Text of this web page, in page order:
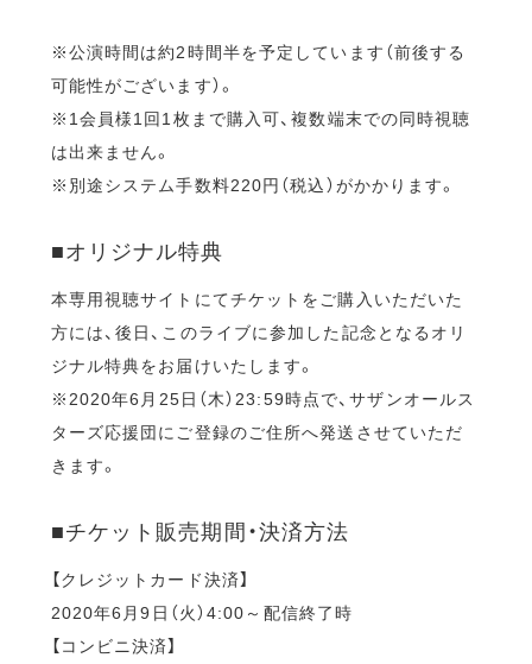
※公演時間は約2時間半を予定しています（前後する
可能性がございます）。
※1会員様1回1枚まで購入可、複数端末での同時視聴
は出来ません。
※別途システム手数料220円（税込）がかかります。
■オリジナル特典
本専用視聴サイトにてチケットをご購入いただいた
方には、後日、このライブに参加した記念となるオリ
ジナル特典をお届けいたします。
※2020年6月25日（木）23:59時点で、サザンオールス
ターズ応援団にご登録のご住所へ発送させていただ
きます。
■チケット販売期間・決済方法
【クレジットカード決済】
2020年6月9日（火）4:00～配信終了時
【コンビニ決済】